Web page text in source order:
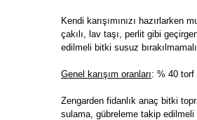
Kendi karışımınızı hazırlarken
çakılı, lav taşı, perlit gibi
edilmeli bitki susuz
Genel karışım oranları: % 40 torf
Zengarden fidanlık anaç bitki
sulama, gübreleme takip edilmeli